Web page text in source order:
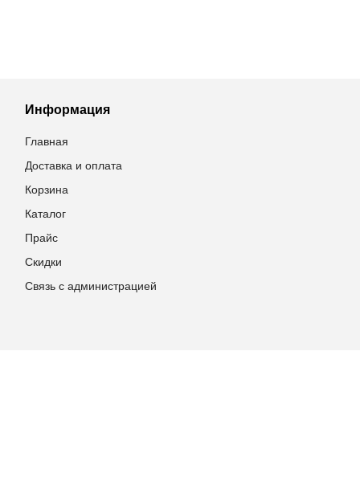
Информация
Главная
Доставка и оплата
Корзина
Каталог
Прайс
Скидки
Связь с администрацией